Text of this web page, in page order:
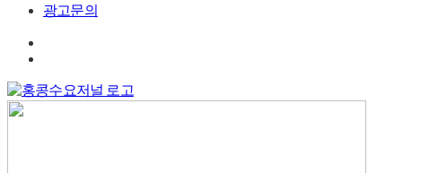
광고문의